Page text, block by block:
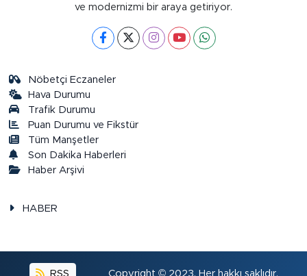
ve modernizmi bir araya getiriyor.
Nöbetçi Eczaneler
Hava Durumu
Trafik Durumu
Puan Durumu ve Fikstür
Tüm Manşetler
Son Dakika Haberleri
Haber Arşivi
HABER
RSS Copyright © 2023. Her hakkı saklıdır.